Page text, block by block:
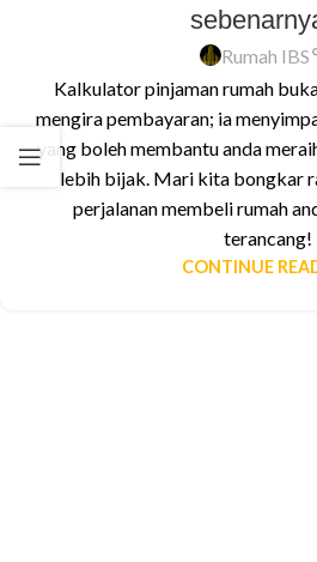
Rumah IBS
Kalkulator pinjaman rumah
mengira pembayaran; ia
yang boleh membantu anda
lebih bijak. Mari kita bongkar
perjalanan membeli rumah
terancang!
CONTINUE